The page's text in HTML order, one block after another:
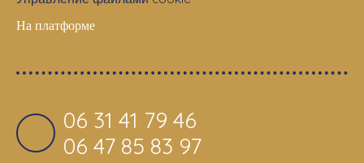
На платформе
06 31 41 79 46
06 47 85 83 97